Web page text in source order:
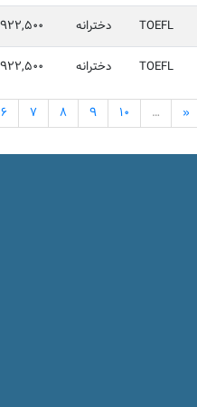
TOEFL دخترانه
TOEFL دخترانه
6 7 8 9 10 … »